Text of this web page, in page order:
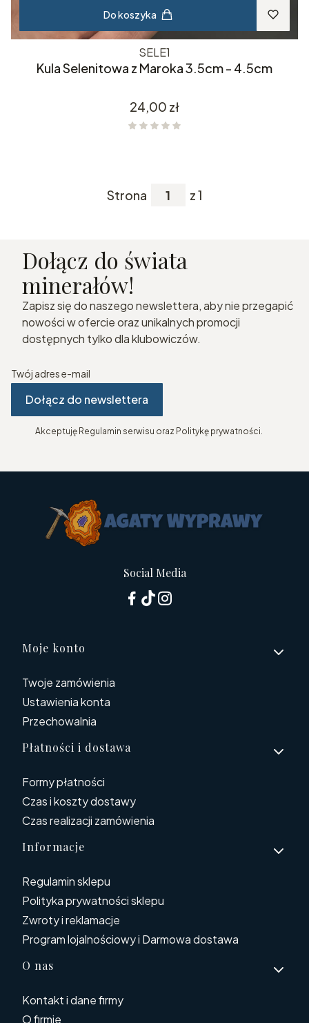
Do koszyka
SELE1
Kula Selenitowa z Maroka 3.5cm - 4.5cm
Cena
24,00 zł
Strona z 1
Dołącz do świata
minerałów!
Zapisz się do naszego newslettera, aby nie przegapić
nowości w ofercie oraz unikalnych promocji
dostępnych tylko dla klubowiczów.
Twój adres e-mail
Dołącz do newslettera
Akceptuję Regulamin serwisu oraz Politykę prywatności.
Social Media
Linki w stopce
Moje konto
Twoje zamówienia
Ustawienia konta
Przechowalnia
Płatności i dostawa
Formy płatności
Czas i koszty dostawy
Czas realizacji zamówienia
Informacje
Regulamin sklepu
Polityka prywatności sklepu
Zwroty i reklamacje
Program lojalnościowy i Darmowa dostawa
O nas
Kontakt i dane firmy
O firmie